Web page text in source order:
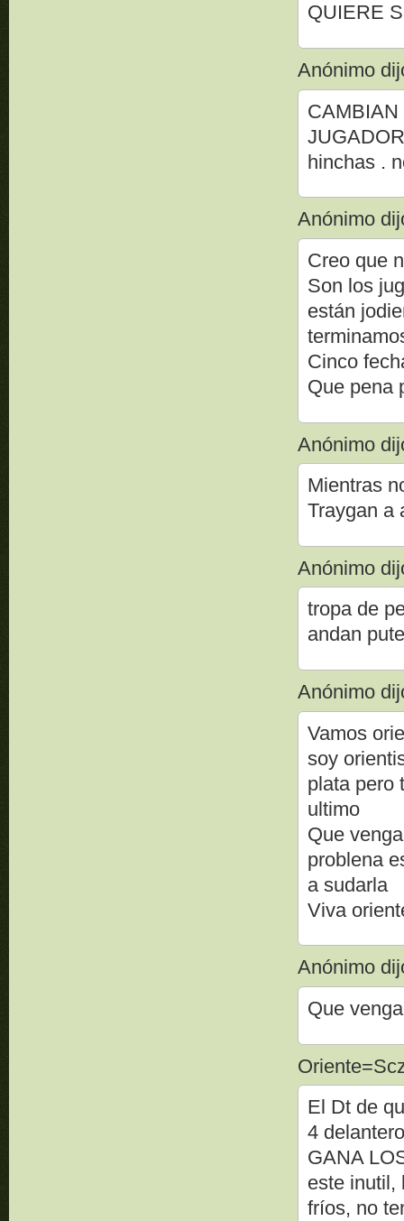
QUIERE
Anónimo
hinchas .
Anónimo
Creo que
Son los
están
Cinco
Que pena
Anónimo
Mientras
Traygan a
Anónimo
tropa de
andan
Anónimo
Vamos
soy
plata pero
ultimo
Que
problena
a sudarla
Viva
Anónimo
Que
El Dt de
4
GANA
este inutil,
fríos, no